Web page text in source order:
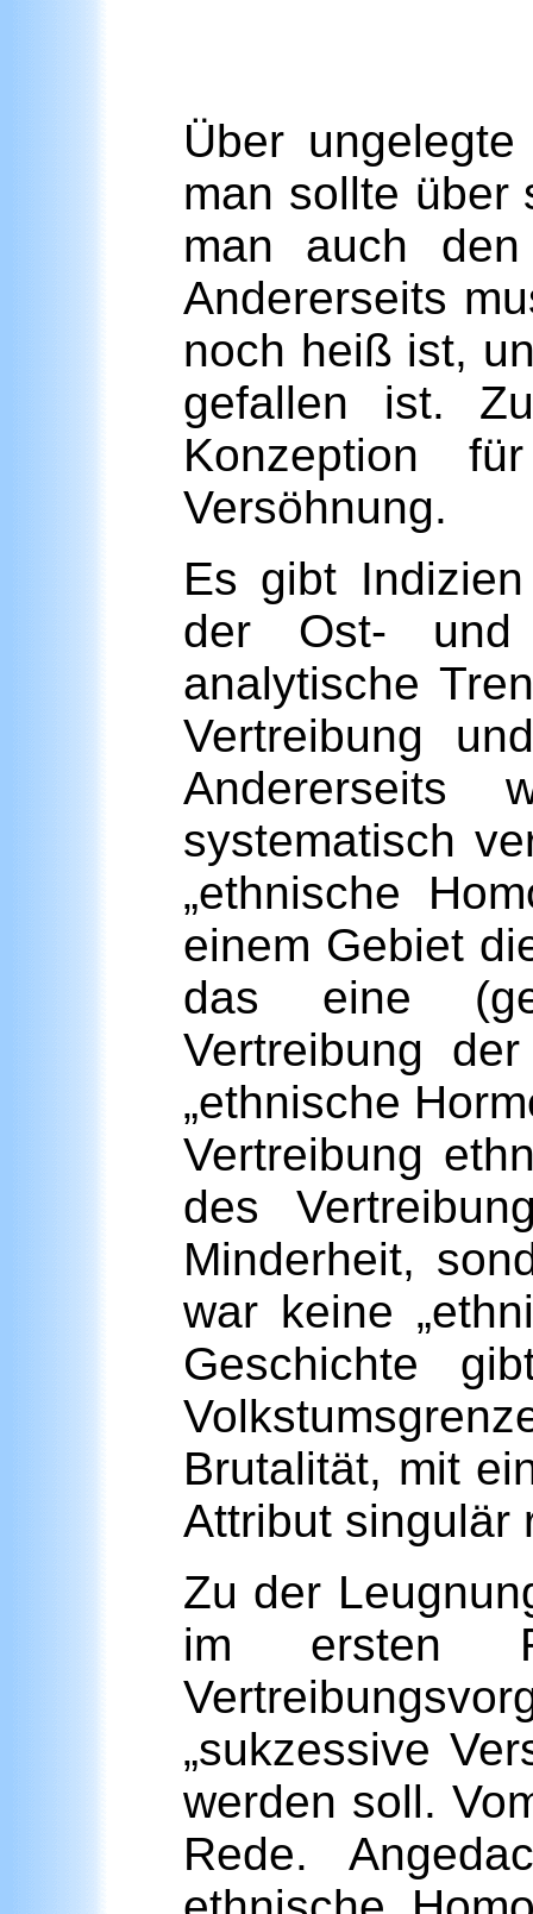
Über
man sollte über
man auch
Andererseits
noch heiß ist,
gefallen ist.
Konzeption
Versöhnung.
Es gibt
der Ost- und
analytische
Vertreibung
Andererseits
systematisch
„ethnische
einem Gebiet
das eine
Vertreibung
„ethnische
Vertreibung
des
Minderheit,
war keine
Geschichte
Brutalität, mit
Attribut singulär
Zu der
im ersten
„sukzessive
werden soll.
Rede.